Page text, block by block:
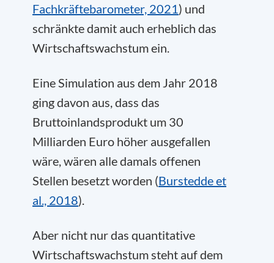
Fachkräftebarometer, 2021) und
schränkte damit auch erheblich das
Wirtschaftswachstum ein.
Eine Simulation aus dem Jahr 2018
ging davon aus, dass das
Bruttoinlandsprodukt um 30
Milliarden Euro höher ausgefallen
wäre, wären alle damals offenen
Stellen besetzt worden (Burstedde et
al., 2018).
Aber nicht nur das quantitative
Wirtschaftswachstum steht auf dem